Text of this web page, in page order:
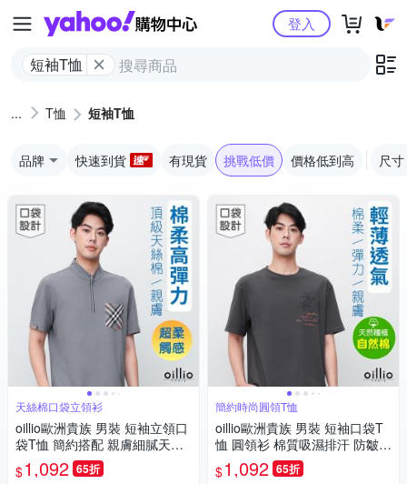
Yahoo購物中心
短袖T恤
登入
T恤 短袖T恤
品牌 快速到貨 有現貨 挑戰低價 價格低到高 尺寸
天絲棉口袋立領衫
oillio歐洲貴族 男裝 短袖立領口
袋T恤 簡約搭配 親膚細膩天絲
棉布料 灰色 法國品牌
$1,092 65折
簡約時尚圓領T恤
oillio歐洲貴族 男裝 短袖口袋T
恤 圓領衫 棉質吸濕排汗 防皺圓
領TEE 灰色 法國品牌 有大尺碼
$1,092 65折